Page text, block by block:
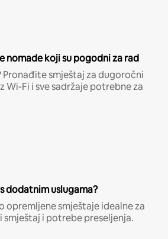
nomade koji su pogodni za rad
smještaj za dugoročni
Wi-Fi i sve sadržaje potrebne za
dodatnim uslugama?
opremljene smještaje idealne za
smještaj i potrebe preseljenja.